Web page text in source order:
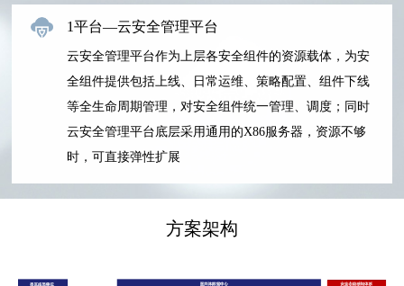
1平台—云安全管理平台
云安全管理平台作为上层各安全组件的资源载体，为安
全组件提供包括上线、日常运维、策略配置、组件下线
等全生命周期管理，对安全组件统一管理、调度；同时
云安全管理平台底层采用通用的X86服务器，资源不够
时，可直接弹性扩展
方案架构